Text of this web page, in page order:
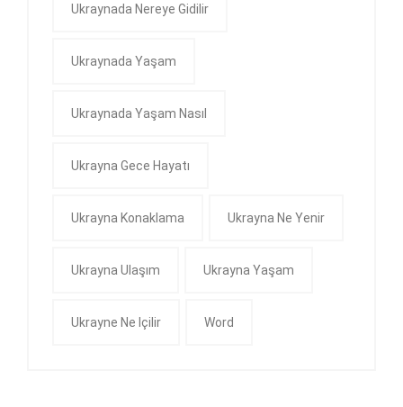
Ukraynada Nereye Gidilir
Ukraynada Yaşam
Ukraynada Yaşam Nasıl
Ukrayna Gece Hayatı
Ukrayna Konaklama Ukrayna Ne Yenir
Ukrayna Ulaşım Ukrayna Yaşam
Ukrayne Ne Içilir Word